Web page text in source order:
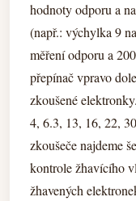
hodnoty odporu a
(např.: výchylka 9
měření odporu a
přepínač vpravo
zkoušené
4, 6.3, 13, 16, 22,
zkoušeče najdeme
kontrole žhavícího
žhavených